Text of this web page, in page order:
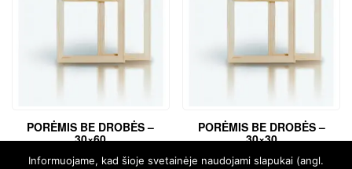
PORĖMIS BE DROBĖS –
30×60
€3,82
PORĖMIS BE DROBĖS –
30×30
€ 2,54
Informuojame, kad šioje svetainėje naudojami slapukai (angl.